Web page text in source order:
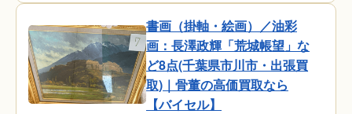
書画（掛軸・絵画）／油彩
画：長澤政輝「荒城帳望」な
ど8点(千葉県市川市・出張買
取)｜骨董の高価買取なら
【バイセル】